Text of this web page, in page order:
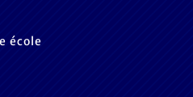
école